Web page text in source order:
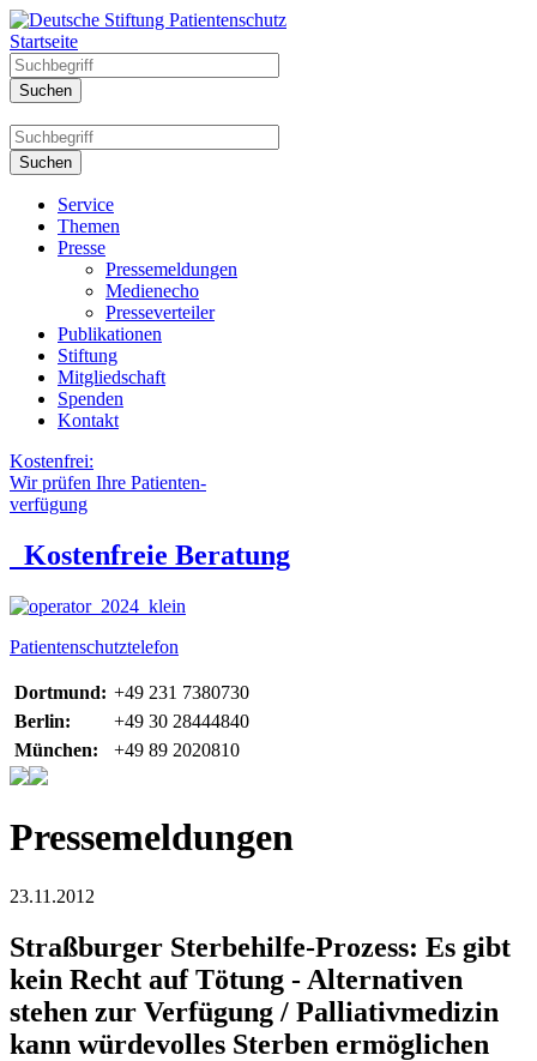
Startseite
Service
Themen
Presse
Pressemeldungen
Medienecho
Presseverteiler
Publikationen
Stiftung
Mitgliedschaft
Spenden
Kontakt
Kostenfrei:
Wir prüfen Ihre Patienten-
verfügung
Kostenfreie Beratung
Patientenschutztelefon
Dortmund: +49 231 7380730
Berlin:
+49 30 28444840
München:
+49 89 2020810
Pressemeldungen
23.11.2012
Straßburger Sterbehilfe-Prozess: Es gibt
kein Recht auf Tötung - Alternativen
stehen zur Verfügung / Palliativmedizin
kann würdevolles Sterben ermöglichen